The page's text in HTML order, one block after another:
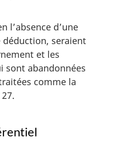
l’absence d’une
déduction, seraient
et les
sont abandonnées
comme la